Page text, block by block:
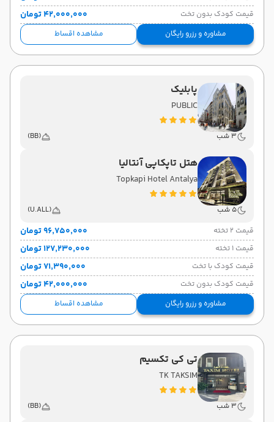
قیمت کودک بدون تخت ۴۲٬۰۰۰٬۰۰۰ تومان
مشاوره و رزرو رایگان مشاهده اقساط
پابلیک
PUBLIC
3 شب (BB)
هتل تاپکاپی آنتالیا
Topkapi Hotel Antalya
5 شب
(U.ALL)
قیمت 2 تخته
۹۶٬۷۵۰٬۰۰۰ تومان
قیمت 1 تخته ۱۲۷٬۲۳۰٬۰۰۰ تومان
قیمت کودک با تخت ۷۱٬۳۹۰٬۰۰۰ تومان
قیمت کودک بدون تخت ۴۲٬۰۰۰٬۰۰۰ تومان
مشاوره و رزرو رایگان مشاهده اقساط
تی کی تکسیم
TK TAKSIM
3 شب (BB)